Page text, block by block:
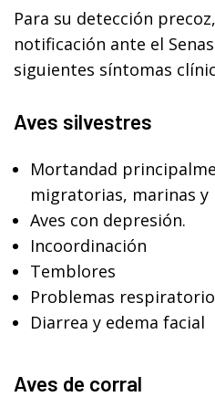
Para su detección
notificación ante el
siguientes síntomas
Aves silvestres
Mortandad
migratorias, marinas y
Aves con depresión.
Incoordinación
Temblores
Problemas
Diarrea y edema facial
Aves de corral